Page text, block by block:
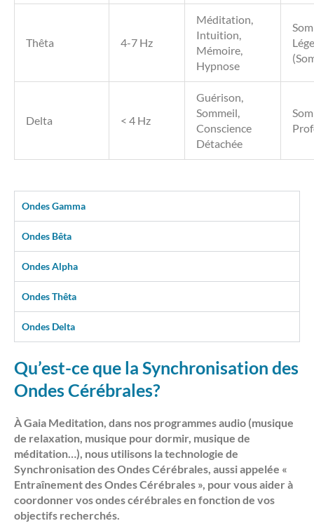
Thêta 4-7 Hz
Méditation,
Intuition,
Mémoire,
Hypnose
Delta < 4 Hz
Guérison,
Sommeil,
Conscience
Détachée
Ondes Gamma
Ondes Bêta
Ondes Alpha
Ondes Thêta
Ondes Delta
Qu’est-ce que la Synchronisation des
Ondes Cérébrales?
À Gaia Meditation, dans nos programmes audio (musique
de relaxation, musique pour dormir, musique de
méditation…), nous utilisons la technologie de
Synchronisation des Ondes Cérébrales, aussi appelée «
Entraînement des Ondes Cérébrales », pour vous aider à
coordonner vos ondes cérébrales en fonction de vos
objectifs recherchés.